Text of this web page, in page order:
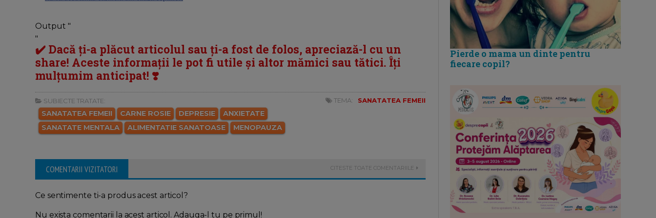
Output "
"
✔️ Dacă ți-a plăcut articolul sau ți-a fost de folos, apreciază-l cu un
share! Aceste informații le pot fi utile și altor mămici sau tătici. Îți
mulțumim anticipat! ❣️
SUBIECTE TRATATE:
SANATATEA FEMEII CARNE ROSIE DEPRESIE
ANXIETATE
SANATATE MENTALA
ALIMENTATIE SANATOASE MENOPAUZA
TEMA: SANATATEA FEMEII
COMENTARII VIZITATORI CITESTE TOATE COMENTARIILE
Ce sentimente ti-a produs acest articol?
Nu exista comentarii la acest articol. Adauga-l tu pe primul!
Pierde o mama un dinte pentru
fiecare copil?